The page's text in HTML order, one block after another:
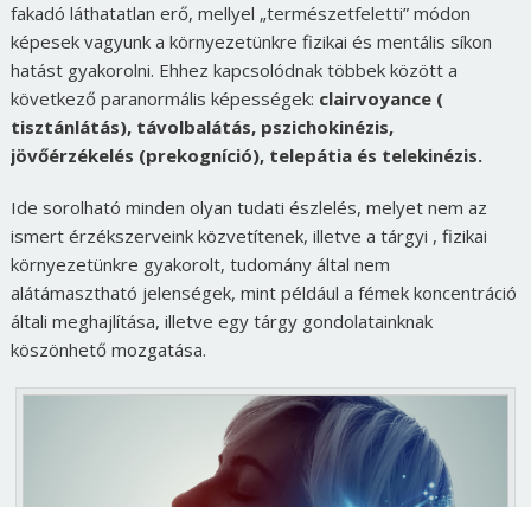
fakadó láthatatlan erő, mellyel „természetfeletti” módon
képesek vagyunk a környezetünkre fizikai és mentális síkon
hatást gyakorolni. Ehhez kapcsolódnak többek között a
következő paranormális képességek: clairvoyance (
tisztánlátás), távolbalátás, pszichokinézis,
jövőérzékelés (prekogníció), telepátia és telekinézis.
Ide sorolható minden olyan tudati észlelés, melyet nem az
ismert érzékszerveink közvetítenek, illetve a tárgyi , fizikai
környezetünkre gyakorolt, tudomány által nem
alátámasztható jelenségek, mint például a fémek koncentráció
általi meghajlítása, illetve egy tárgy gondolatainknak
köszönhető mozgatása.